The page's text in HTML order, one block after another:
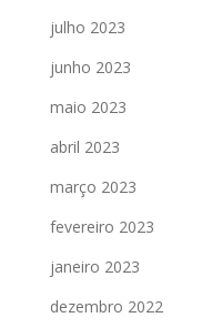
julho 2023
junho 2023
maio 2023
abril 2023
março 2023
fevereiro 2023
janeiro 2023
dezembro 2022